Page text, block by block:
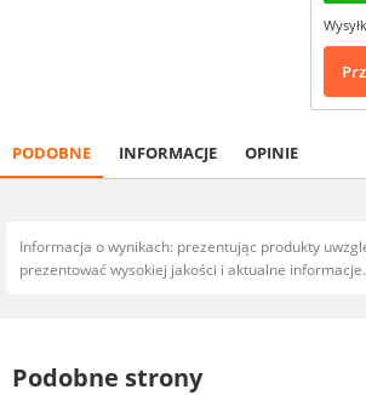
PODOBNE INFORMACJE OPINIE
Informacja o wynikach: prezentując produkty
prezentować wysokiej jakości i aktualne informacje.
Podobne strony